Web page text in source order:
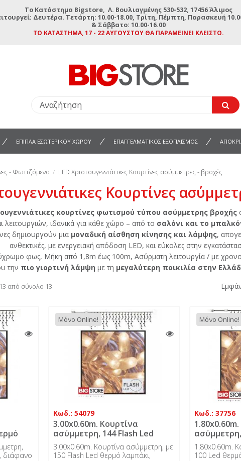
To Κατάστημα Bigstore, Λ. Βουλιαγμένης 530-532, 17456 Άλιμος
Δευτέρα. Τετάρτη: 10.00-18.00, Τρίτη, Πέμπτη, Παρασκευή
& Σάββατο: 10.00-16.00
ΤΟ ΚΑΤΆΣΤΗΜΑ, 17 - 22 ΑΥΓΟΎΣΤΟΥ ΘΑ ΠΑΡΑΜΕΊΝΕΙ ΚΛΕΙΣΤΌ.
ΕΠΙΠΛΑ ΕΣΩΤΕΡΙΚΟΥ ΧΩΡΟΥ ΕΠΑΓΓΕΛΜΑΤΙΚΟΣ ΕΞΟΠΛΙΣΜΟΣ
- Φωτιζόμενα LED Χριστουγεννιάτικες Κουρτίνες ασύμμετρες - βροχές
Κουρτίνες
κουρτίνες φωτισμού τύπου ασύμμετρης βροχής
λειτουργιών, ιδανικά για κάθε χώρο – από το σαλόνι και το
δημιουργούν μια μοναδική αίσθηση κίνησης και λάμψης,
ανθεκτικές, με ενεργειακή απόδοση LED, και εύκολες στην
φως, Μήκη από 1,8m έως 100m, Ασύρματη λειτουργία / με
την πιο γιορτινή λάμψη με τη μεγαλύτερη ποικιλία στην
από σύνολο 13
διάφανο
Μόνο Online!
Κωδ.: 54079
3.00x0.60m. Κουρτίνα
ασύμμετρη, 144 Flash Led
θερμό λαμπάκι, διάφανο
καλώδιο, 36V,...
3.00x0.60m. Κουρτίνα ασύμμετρη, με
150 Flash Led θερμό λαμπάκι,
Μόνο Online!
Κωδ.: 37756
λαμπάκι,
31V,
1.80x0.60m.
100 Led